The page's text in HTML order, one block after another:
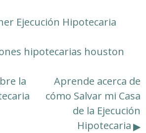
Ejecución Hipotecaria
hipotecarias houston
la
Aprende acerca de
cómo Salvar mi Casa
de la Ejecución
Hipotecaria